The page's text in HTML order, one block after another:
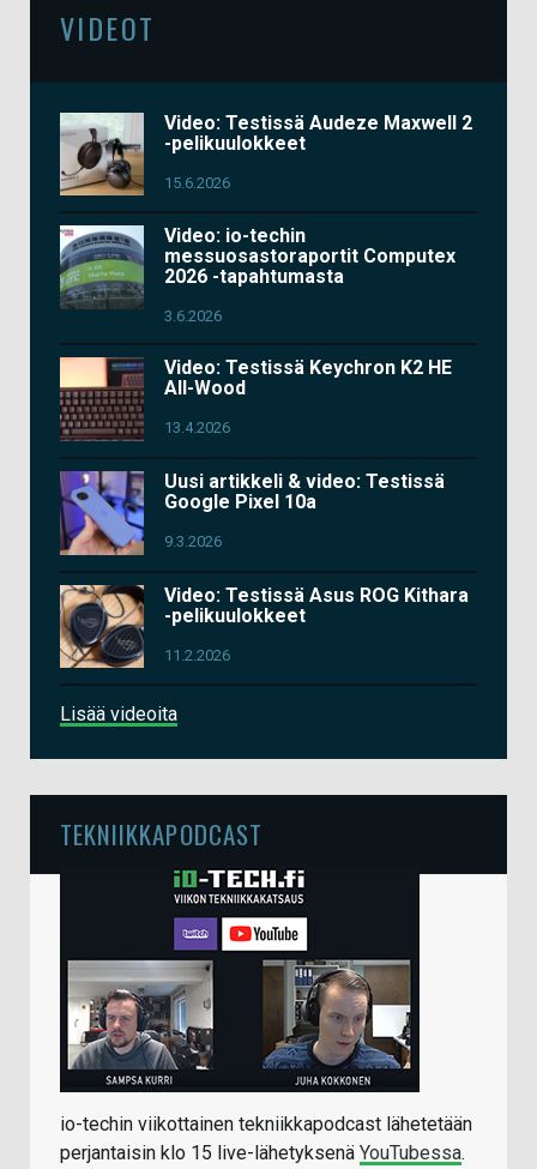
VIDEOT
Video: Testissä Audeze Maxwell 2
-pelikuulokkeet
15.6.2026
Video: io-techin
messuosastoraportit Computex
2026 -tapahtumasta
3.6.2026
Video: Testissä Keychron K2 HE
All-Wood
13.4.2026
Uusi artikkeli & video: Testissä
Google Pixel 10a
9.3.2026
Video: Testissä Asus ROG Kithara
-pelikuulokkeet
11.2.2026
Lisää videoita
TEKNIIKKAPODCAST
io-techin viikottainen tekniikkapodcast lähetetään
perjantaisin klo 15 live-lähetyksenä YouTubessa.